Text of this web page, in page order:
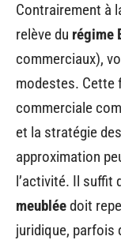
Contrairement à
relève du régime
commerciaux),
modestes. Cette
commerciale
et la stratégie
approximation
l’activité. Il suffit
meubléedoit
juridique, parfois